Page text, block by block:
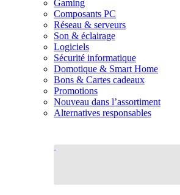
Gaming
Composants PC
Réseau & serveurs
Son & éclairage
Logiciels
Sécurité informatique
Domotique & Smart Home
Bons & Cartes cadeaux
Promotions
Nouveau dans l’assortiment
Alternatives responsables